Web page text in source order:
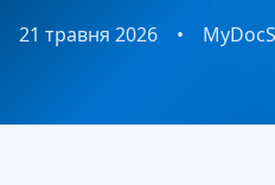
21 травня 2026 •